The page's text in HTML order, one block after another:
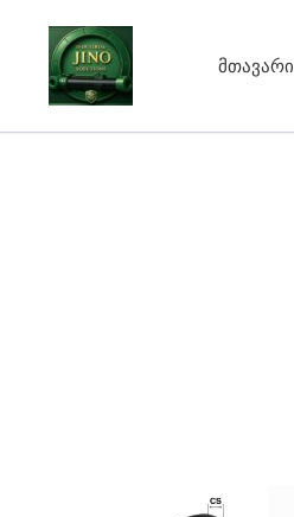
content
მთავარი